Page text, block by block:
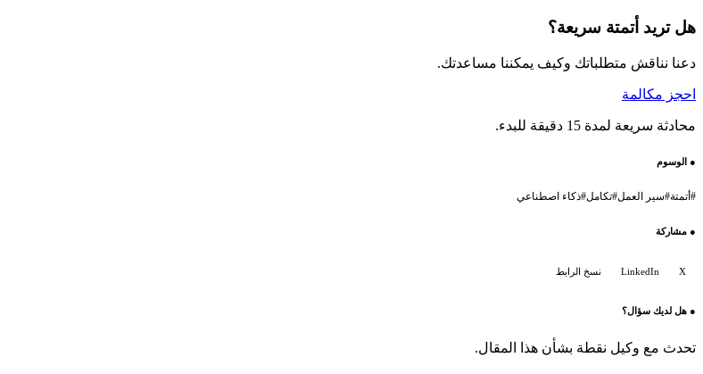
هل تريد أتمتة سريعة؟
دعنا نناقش متطلباتك وكيف يمكننا مساعدتك.
احجز مكالمة
محادثة سريعة لمدة 15 دقيقة للبدء.
● الوسوم
#أتمتة#سير العمل#تكامل#ذكاء اصطناعي
● مشاركة
X
LinkedIn نسخ الرابط
● هل لديك سؤال؟
تحدث مع وكيل نقطة بشأن هذا المقال.